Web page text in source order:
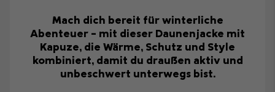
Mach dich bereit für winterliche
Abenteuer – mit dieser Daunenjacke mit
Kapuze, die Wärme, Schutz und Style
kombiniert, damit du draußen aktiv und
unbeschwert unterwegs bist.